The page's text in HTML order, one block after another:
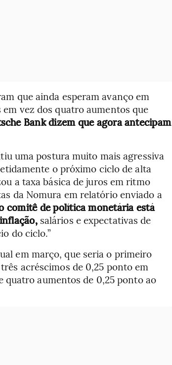
que ainda esperam avanço em
vez dos quatro aumentos que
Bank dizem que agora antecipam
uma postura muito mais agressiva
o próximo ciclo de alta
a taxa básica de juros em ritmo
da Nomura em relatório enviado a
comitê de política monetária está
salários e expectativas de
do ciclo.”
em março, que seria o primeiro
acréscimos de 0,25 ponto em
quatro aumentos de 0,25 ponto ao